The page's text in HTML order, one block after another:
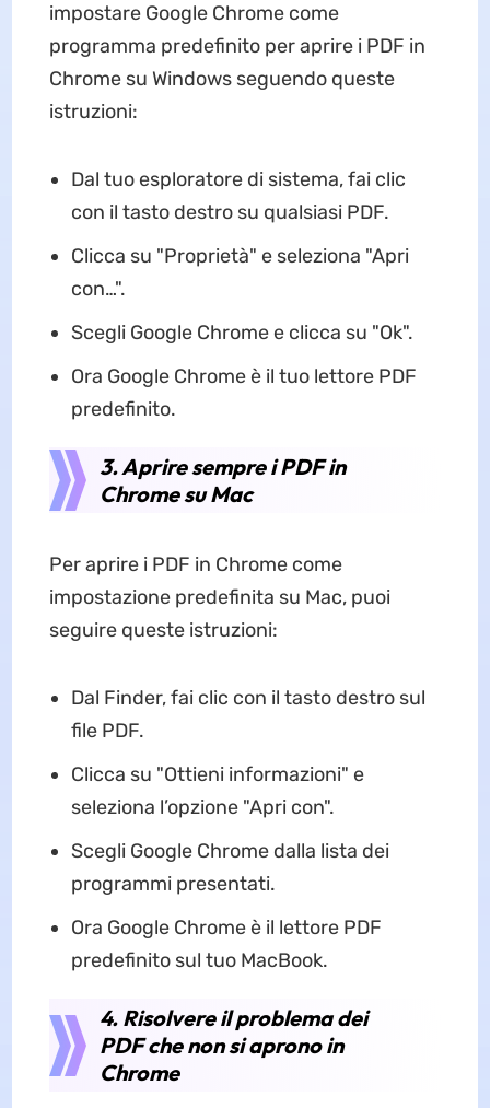
impostare Google Chrome come
programma predefinito per aprire i PDF in
Chrome su Windows seguendo queste
istruzioni:
Dal tuo esploratore di sistema, fai clic
con il tasto destro su qualsiasi PDF.
Clicca su "Proprietà" e seleziona "Apri
con…".
Scegli Google Chrome e clicca su "Ok".
Ora Google Chrome è il tuo lettore PDF
predefinito.
3. Aprire sempre i PDF in
Chrome su Mac
Per aprire i PDF in Chrome come
impostazione predefinita su Mac, puoi
seguire queste istruzioni:
Dal Finder, fai clic con il tasto destro sul
file PDF.
Clicca su "Ottieni informazioni" e
seleziona l’opzione "Apri con".
Scegli Google Chrome dalla lista dei
programmi presentati.
Ora Google Chrome è il lettore PDF
predefinito sul tuo MacBook.
4. Risolvere il problema dei
PDF che non si aprono in
Chrome